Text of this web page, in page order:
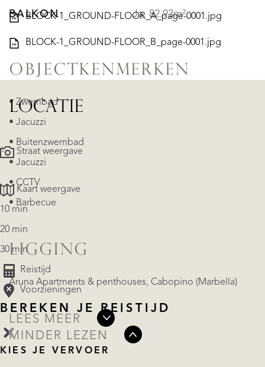
BALKON Ja, 82.93m²
OBJECTKENMERKEN
• Zwembad
• Jacuzzi
• Buitenzwembad
• Jacuzzi
• CCTV
• Barbecue
LIGGING
Aruna Apartments & penthouses, Cabopino (Marbella)
LEES MEER
MINDER LEZEN
BLOCK-1_GROUND-FLOOR_A_page-0001.jpg
BLOCK-1_GROUND-FLOOR_B_page-0001.jpg
LOCATIE
Straat weergave
Kaart weergave
10 min
20 min
30 min
Reistijd
Voorzieningen
BEREKEN JE REISTIJD
KIES JE VERVOER